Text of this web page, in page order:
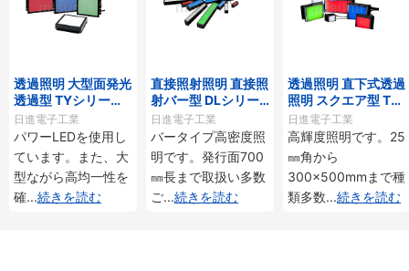
透過照明 大型面発光
透過型 TYシリー
ズ・THシリーズ
日進電子工業
パワーLEDを使用し
ています。また、大
型ながら高均一性を
確...続きを読む
直接照射照明 直接照
射バー型 DLシリー
ズ
日進電子工業
バータイプ高密度照
明です。発行面700
㎜長まで取扱い多数
ご...続きを読む
透過照明 直下式透過
照明 スクエア型 TD
シリーズ
日進電子工業
高輝度照明です。25
㎜角から
300×500mmまで種
類多数...続きを読む